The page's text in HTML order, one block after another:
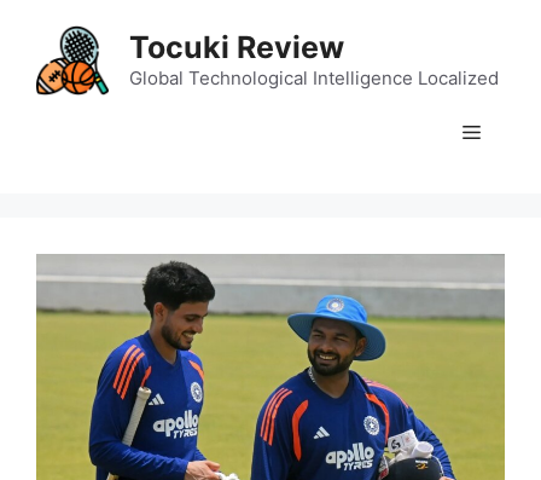
content
Tocuki Review
Global Technological Intelligence Localized
Menu